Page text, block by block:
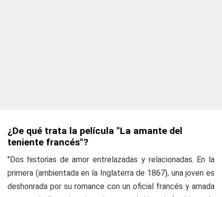
¿De qué trata la película "La amante del
teniente francés"?
"Dos historias de amor entrelazadas y relacionadas. En la
primera (ambientada en la Inglaterra de 1867), una joven es
deshonrada por su romance con un oficial francés y amada